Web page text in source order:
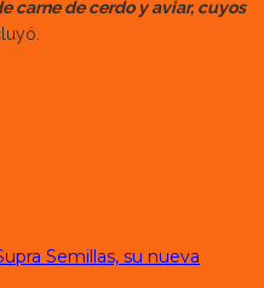
carne de cerdo y aviar, cuyos
Semillas, su nueva